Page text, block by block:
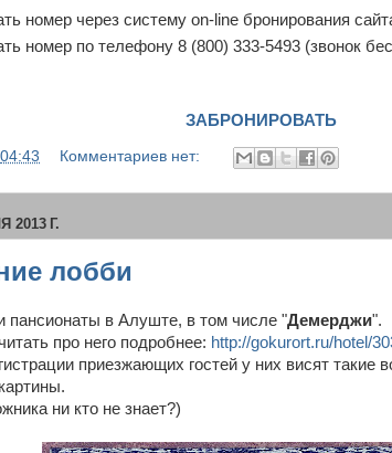
номер через систему on-line бронирования
номер по телефону 8 (800) 333-5493 (звонок
ЗАБРОНИРОВАТЬ
04:43 Комментариев нет:
2013 Г.
лобби
пансионаты в Алуште, в том числе "Демерджи".
про него подробнее: http://gokurort.ru/hotel/
приезжающих гостей у них висят такие
ни кто не знает?)